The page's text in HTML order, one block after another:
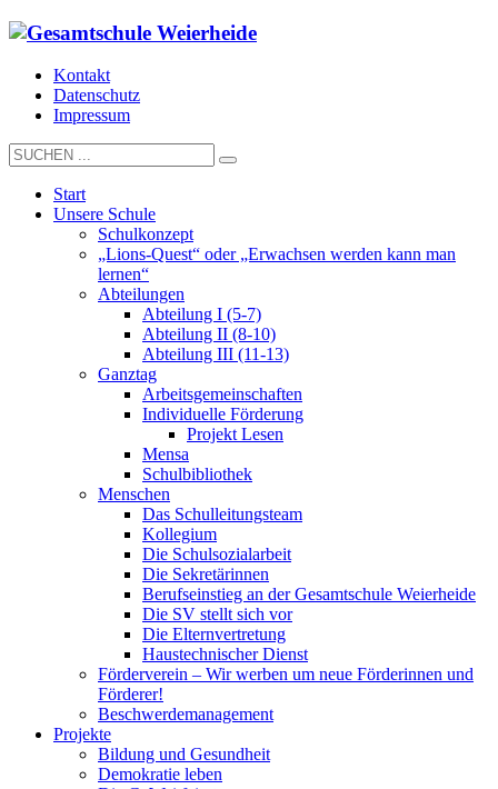
Kontakt
Datenschutz
Impressum
Start
Unsere Schule
Schulkonzept
„Lions-Quest“ oder „Erwachsen werden kann man
lernen“
Abteilungen
Abteilung I (5-7)
Abteilung II (8-10)
Abteilung III (11-13)
Ganztag
Arbeitsgemeinschaften
Individuelle Förderung
Projekt Lesen
Mensa
Schulbibliothek
Menschen
Das Schulleitungsteam
Kollegium
Die Schulsozialarbeit
Die Sekretärinnen
Berufseinstieg an der Gesamtschule Weierheide
Die SV stellt sich vor
Die Elternvertretung
Haustechnischer Dienst
Förderverein – Wir werben um neue Förderinnen und
Förderer!
Beschwerdemanagement
Projekte
Bildung und Gesundheit
Demokratie leben